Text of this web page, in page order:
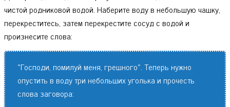
чистой родниковой водой. Наберите воду в небольшую чашку,
перекреститесь, затем перекрестите сосуд с водой и
произнесите слова:
«Господи, помилуй меня, грешного». Теперь нужно
опустить в воду три небольших уголька и прочесть
слова заговора: